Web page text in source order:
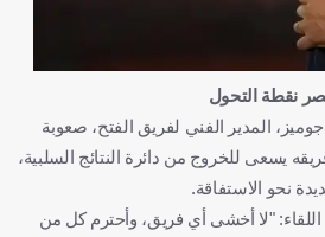
نقطة التحول
المدير الفني لفريق الفتح، صعوبة
يسعى للخروج من دائرة النتائج السلبية،
نحو الاستفاقة.
"لا أخشى أي فريق، وأحترم كل من